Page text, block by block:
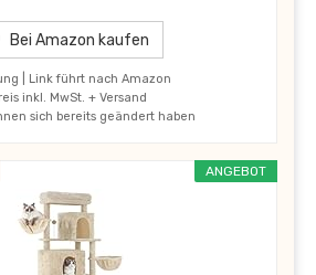
Bei Amazon kaufen
| Link führt nach Amazon
inkl. MwSt. + Versand
sich bereits geändert haben
ANGEBOT